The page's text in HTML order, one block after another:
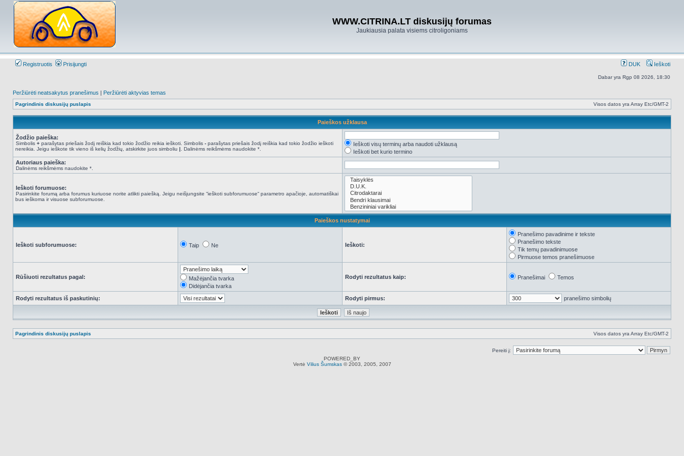
WWW.CITRINA.LT diskusijų forumas
Jaukiausia palata visiems citroligoniams
Registruotis Prisijungti DUK Ieškoti
Dabar yra Rgp 08 2026, 18:30
Peržiūrėti neatsakytus pranešimus | Peržiūrėti aktyvias temas
Pagrindinis diskusijų puslapis Visos datos yra Array Etc/GMT-2
Paieškos užklausa
Žodžio paieška:
Simbolis + parašytas priešais žodį reiškia kad tokio žodžio reikia ieškoti. Simbolis - parašytas priešais žodį reiškia kad tokio žodžio ieškoti
nereikia. Jeigu ieškote tik vieno iš kelių žodžių, atskirkite juos simboliu | . Dalinėms reikšmėms naudokite *.
Ieškoti visų terminų arba naudoti užklausą
Ieškoti bet kurio termino
Autoriaus paieška:
Dalinėms reikšmėms naudokite *.
Ieškoti forumuose:
Pasirinkite forumą arba forumus kuriuose norite atlikti paiešką. Jeigu neišjungsite “ieškoti subforumuose“ parametro apačioje, automatiškai
bus ieškoma ir visuose subforumuose.
Paieškos nustatymai
Ieškoti subforumuose: Taip Ne Ieškoti:
Pranešimo pavadinime ir tekste
Pranešimo tekste
Tik temų pavadinimuose
Pirmuose temos pranešimuose
Rūšiuoti rezultatus pagal:
Mažėjančia tvarka
Didėjančia tvarka
Rodyti rezultatus kaip: Pranešimai Temos
Rodyti rezultatus iš paskutinių: Rodyti pirmus: pranešimo simbolių
Pagrindinis diskusijų puslapis Visos datos yra Array Etc/GMT-2
Pereiti į:
POWERED_BY
Vertė Vilius Šumskas© 2003, 2005, 2007